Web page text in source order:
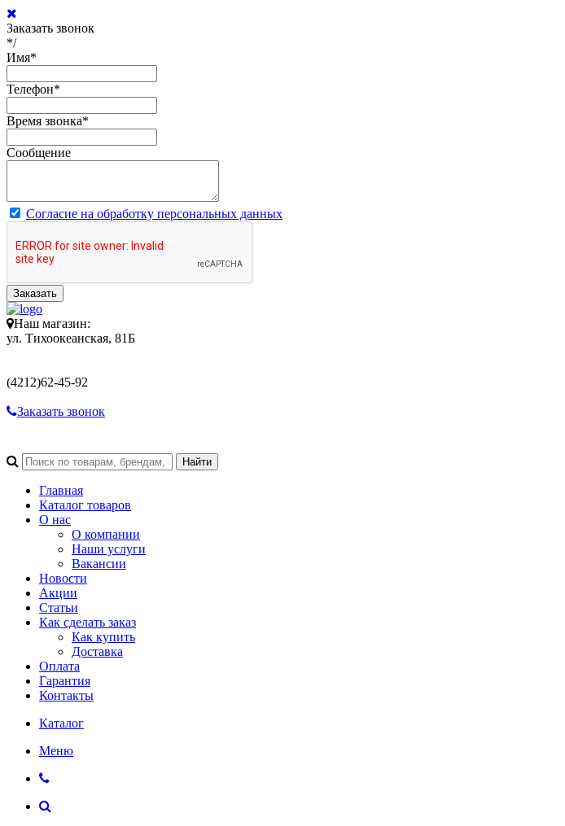
Заказать звонок
*/
Имя*
Телефон*
Время звонка*
Сообщение
Согласие на обработку персональных данных
Заказать
Наш магазин:
ул. Тихоокеанская, 81Б
(4212)62-45-92
Заказать звонок
Главная
Каталог товаров
О нас
О компании
Наши услуги
Вакансии
Новости
Акции
Статьи
Как сделать заказ
Как купить
Доставка
Оплата
Гарантия
Контакты
Каталог
Меню